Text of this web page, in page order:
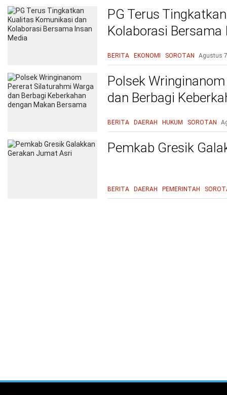
PG Terus
Kolaborasi Bersama
BERITA EKONOMI SOROTAN Agustus
Polsek
dan Berbagi
BERITA DAERAH HUKUM SOROTAN
Pemkab Gresik
BERITA DAERAH PEMERINTAH